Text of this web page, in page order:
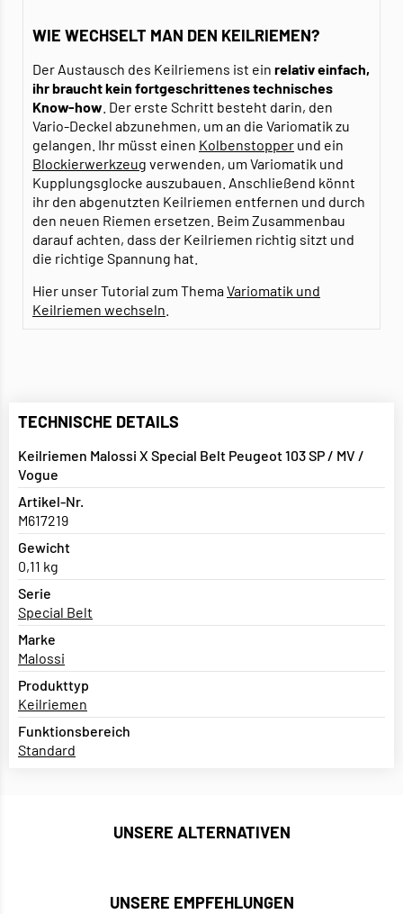
WIE WECHSELT MAN DEN KEILRIEMEN?
Der Austausch des Keilriemens ist ein relativ einfach,
ihr braucht kein fortgeschrittenes technisches
Know-how . Der erste Schritt besteht darin, den
Vario-Deckel abzunehmen, um an die Variomatik zu
gelangen. Ihr müsst einen Kolbenstopper und ein
Blockierwerkzeug verwenden, um Variomatik und
Kupplungsglocke auszubauen. Anschließend könnt
ihr den abgenutzten Keilriemen entfernen und durch
den neuen Riemen ersetzen. Beim Zusammenbau
darauf achten, dass der Keilriemen richtig sitzt und
die richtige Spannung hat.
Hier unser Tutorial zum ThemaVariomatik und
Keilriemen wechseln
TECHNISCHE DETAILS
Keilriemen Malossi X Special Belt Peugeot 103 SP / MV /
Vogue
Artikel-Nr.
M617219
Gewicht
0,11 kg
Serie
Special Belt
Marke
Malossi
Produkttyp
Keilriemen
Funktionsbereich
Standard
UNSERE ALTERNATIVEN
UNSERE EMPFEHLUNGEN